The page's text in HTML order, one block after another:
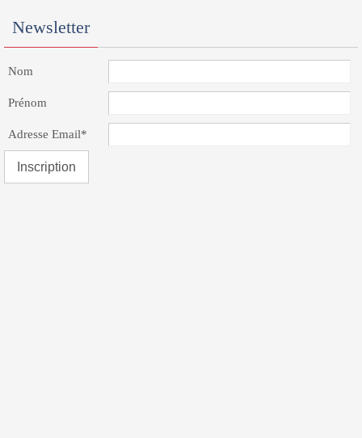
Newsletter
Nom
Prénom
Adresse Email*